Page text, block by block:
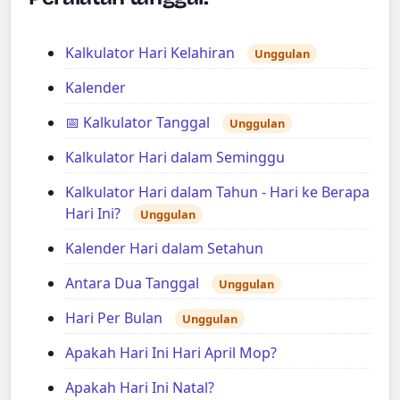
Kalkulator Hari Kelahiran Unggulan
Kalender
📅 Kalkulator Tanggal
Unggulan
Kalkulator Hari dalam Seminggu
Kalkulator Hari dalam Tahun - Hari ke Berapa
Hari Ini?
Unggulan
Kalender Hari dalam Setahun
Antara Dua Tanggal
Unggulan
Hari Per Bulan Unggulan
Apakah Hari Ini Hari April Mop?
Apakah Hari Ini Natal?